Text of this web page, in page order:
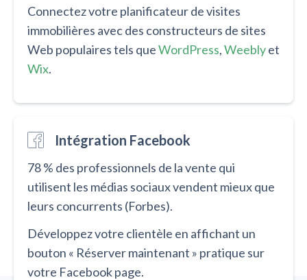
Connectez votre planificateur de visites
immobilières avec des constructeurs de sites
Web populaires tels queWordPress,Weeblyet
Wix.
Intégration Facebook
78 % des professionnels de la vente qui
utilisent les médias sociaux vendent mieux que
leurs concurrents (Forbes).
Développez votre clientèle en affichant un
bouton « Réserver maintenant » pratique sur
votre Facebook page.